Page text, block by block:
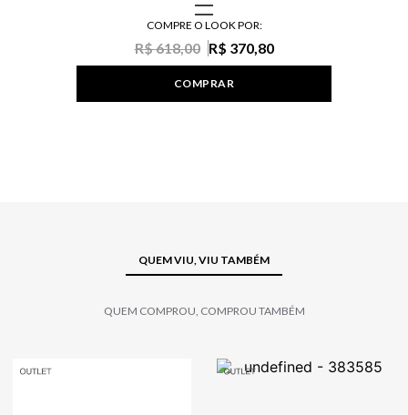
COMPRE O LOOK POR:
R$ 618,00 R$ 370,80
COMPRAR
QUEM VIU, VIU TAMBÉM
QUEM COMPROU, COMPROU TAMBÉM